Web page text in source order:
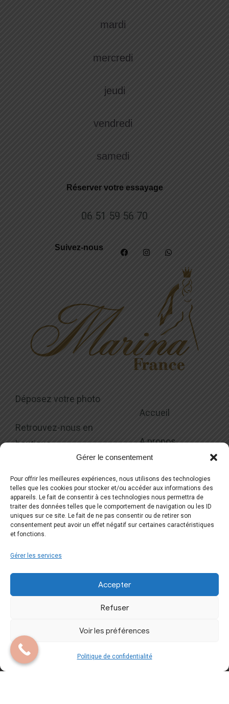
Gérer le consentement
Pour offrir les meilleures expériences, nous utilisons des technologies
telles que les cookies pour stocker et/ou accéder aux informations des
appareils. Le fait de consentir à ces technologies nous permettra de
traiter des données telles que le comportement de navigation ou les ID
uniques sur ce site. Le fait de ne pas consentir ou de retirer son
consentement peut avoir un effet négatif sur certaines caractéristiques
et fonctions.
Gérer les services
Accepter
Refuser
Voir les préférences
Politique de confidentialité
Accueil
A propos
Essayage
Contactez-nous
Déposez votre photo
Retrouvez-nous en
boutique
Mentions Légales
Politique de
mardi
mercredi
jeudi
vendredi
samedi
Réserver votre essayage
06 51 59 56 70
Suivez-nous
Copyright © 2024 Tous droits réservés. Site
réalisé par